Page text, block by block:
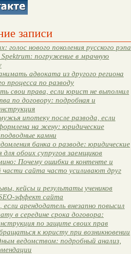
записи
голос нового поколения русского рэпа
погружение в мрачную
адвоката из другого региона
процесса по разводу
свои права, если юрист не выполнил
по договору: подробная и
ипотеку после развода, если
на жену: юридические
камни
банка о разводе: юридические
для обоих супругов заемщиков
Почему ошибки в контенте и
части сайта часто усиливают друг
кейсы и результаты учеников
эффект сайта
арендодатель внезапно повысил
в середине срока договора:
по защите своих прав
к юристу при возникновении
ведомством: подробный анализ,